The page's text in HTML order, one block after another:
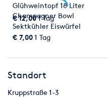
Glühweintopf 18 Liter
€ 12,001 Tag
Champagner Bowl
Sektkühler Eiswürfel
€ 7,001 Tag
Standort
Kruppstraße 1-3